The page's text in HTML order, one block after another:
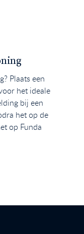
Plaats een
het ideale
bij een
het op de
op Funda